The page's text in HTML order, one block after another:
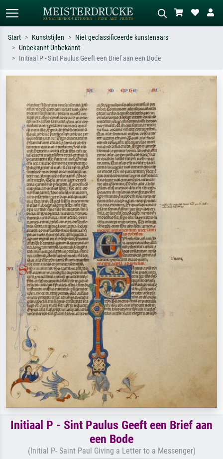
Standaard zoeken AI-beeldzoeker
Monet, Sterrennacht, impressionisme,
weide, abstract met veel rood, donker
olieverfschilderij, staand naakt naast
een boom.
Start Kunststijlen
Niet geclassificeerde kunstenaars
Unbekannt Unbekannt
Initiaal P - Sint Paulus Geeft een Brief aan een Bode
Initiaal P - Sint Paulus Geeft een Brief aan
een Bode
(Initial P- Saint Paul Giving a Letter to a Messenger)